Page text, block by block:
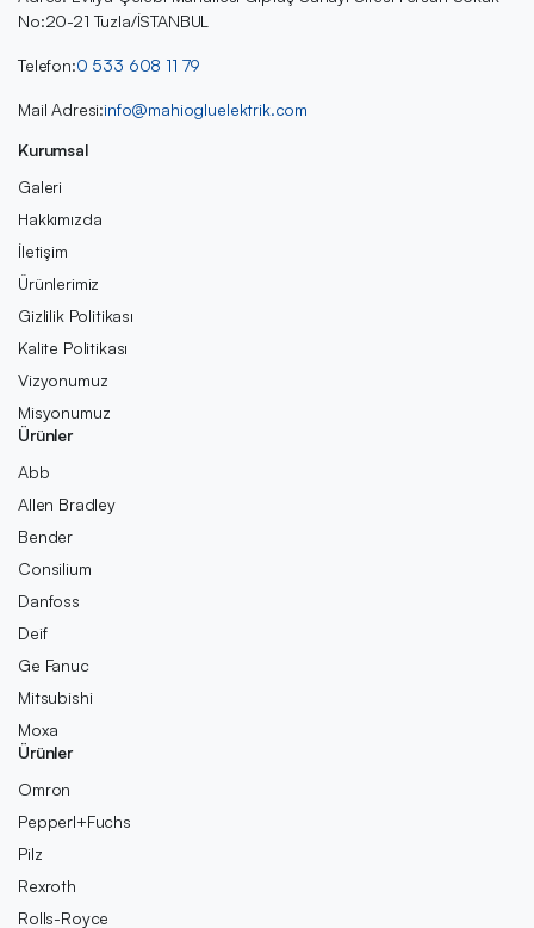
No:20-21 Tuzla/İSTANBUL
Telefon:0 533 608 11 79
Mail Adresi:info@mahiogluelektrik.com
Kurumsal
Galeri
Hakkımızda
İletişim
Ürünlerimiz
Gizlilik Politikası
Kalite Politikası
Vizyonumuz
Misyonumuz
Ürünler
Abb
Allen Bradley
Bender
Consilium
Danfoss
Deif
Ge Fanuc
Mitsubishi
Moxa
Ürünler
Omron
Pepperl+Fuchs
Pilz
Rexroth
Rolls-Royce